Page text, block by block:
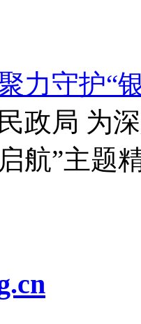
力守护“
政局 为
航”主题